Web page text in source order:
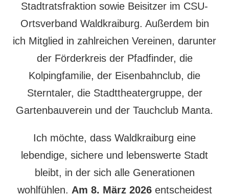
Stadtratsfraktion sowie Beisitzer im CSU-
Ortsverband Waldkraiburg. Außerdem bin
ich Mitglied in zahlreichen Vereinen, darunter
der Förderkreis der Pfadfinder, die
Kolpingfamilie, der Eisenbahnclub, die
Sterntaler, die Stadttheatergruppe, der
Gartenbauverein und der Tauchclub Manta.
Ich möchte, dass Waldkraiburg eine
lebendige, sichere und lebenswerte Stadt
bleibt, in der sich alle Generationen
wohlfühlen. Am 8. März 2026entscheidest